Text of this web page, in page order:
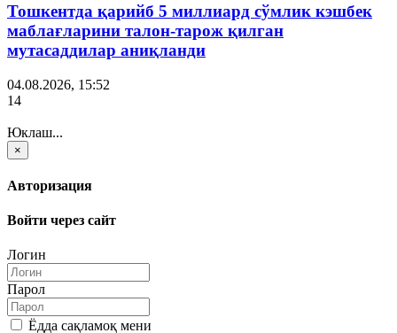
Тошкентда қарийб 5 миллиард сўмлик кэшбек
маблағларини талон-тарож қилган
мутасаддилар аниқланди
04.08.2026, 15:52
14
Юклаш...
×
Авторизация
Войти через сайт
Логин
Парол
Ёдда сақламоқ мени